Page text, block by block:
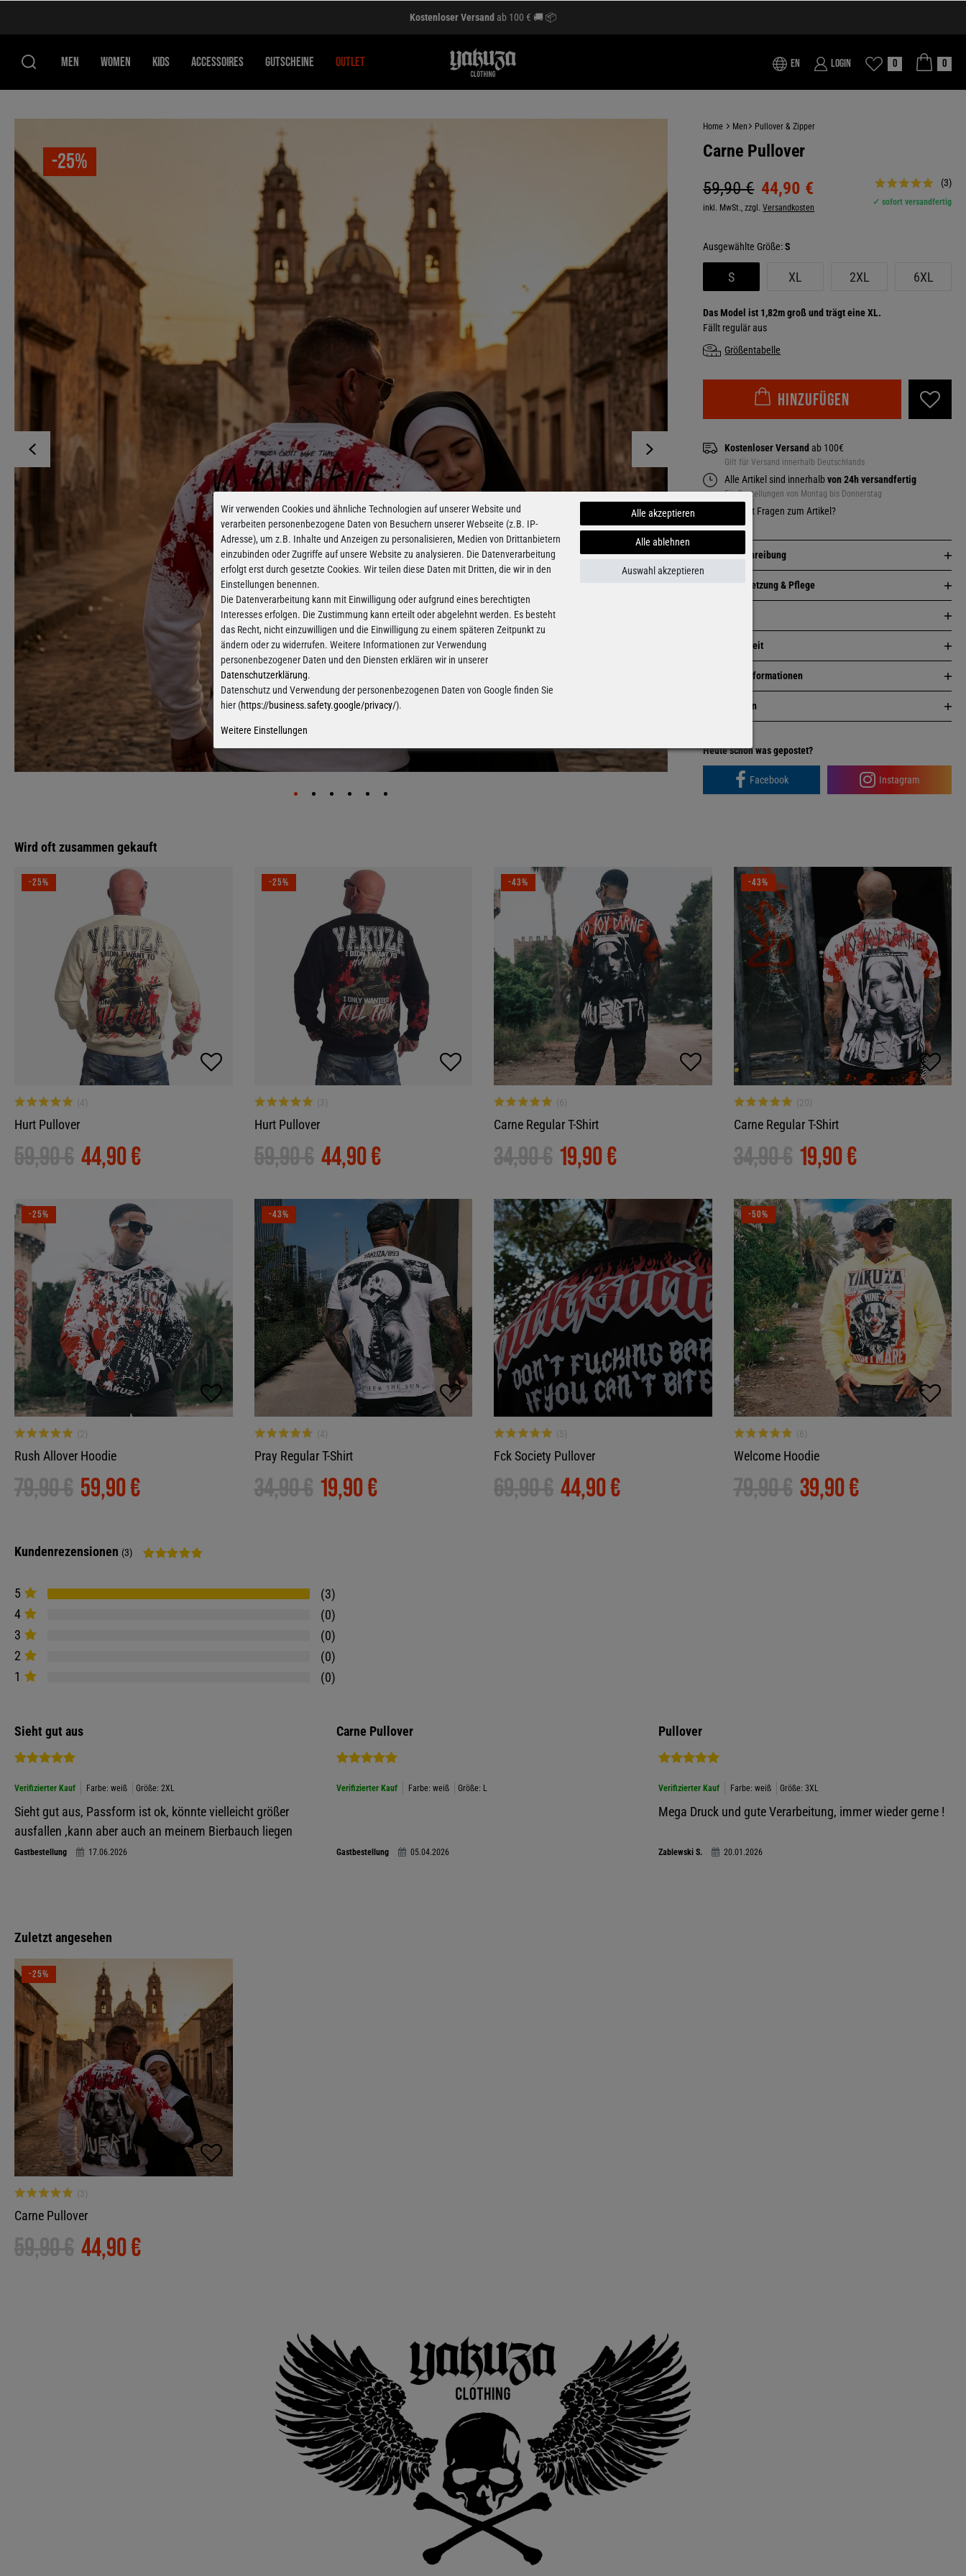
Kostenloser Versand ab 100 € 🚚 📦
MEN WOMEN KIDS ACCESSOIRES GUTSCHEINE OUTLET EN Login 0 0
-25%
Home Men Pullover & Zipper
Carne Pullover
59,90 € 44,90 €
inkl. MwSt., zzgl.Versandkosten
(3)
✓ sofort versandfertig
Größe:S
S XL 2XL 6XL
Das Model ist 1,82m groß und trägt eine XL.
Fällt regulär aus
Größentabelle
Hinzufügen
Kostenloser Versand ab 100€
Gilt für Versand innerhalb Deutschlands
Alle Artikel sind innerhalbvon 24h versandfertig
Für Bestellungen von Montag bis Donnerstag
Du hast Fragen zum Artikel?
Artikelbeschreibung
Zusammensetzung & Pflege
Nachhaltigkeit
Herstellerinformationen
Bewertungen
Facebook Instagram
Wird oft zusammen gekauft
-25%
Hurt Pullover
59,90 € 44,90 €
-25%
Hurt Pullover
59,90 € 44,90 €
-43%
Carne Regular T-Shirt
34,90 € 19,90 €
-43%
Carne Regular T-Shirt
34,90 € 19,90 €
-25%
Rush Allover Hoodie
79,90 € 59,90 €
-43%
Pray Regular T-Shirt
34,90 € 19,90 €
-36%
Fck Society Pullover
69,90 € 44,90 €
-50%
Welcome Hoodie
79,90 € 39,90 €
Kundenrezensionen (3)
5
3
4
0
3
0
2
0
1
0
Sieht gut aus
Verifizierter Kauf Farbe: weiß Größe: 2XL
Sieht gut aus, Passform ist ok, könnte vielleicht größer
ausfallen ,kann aber auch an meinem Bierbauch liegen
Gastbestellung 17.06.2026
Carne Pullover
Verifizierter Kauf Farbe: weiß Größe: L
Gastbestellung 05.04.2026
Pullover
Verifizierter Kauf Farbe: weiß Größe: 3XL
Mega Druck und gute Verarbeitung, immer wieder gerne !
Zablewski S. 20.01.2026
Zuletzt angesehen
-25%
Carne Pullover
59,90 € 44,90 €
Wir verwenden Cookies und ähnliche Technologien auf unserer Website und
verarbeiten personenbezogene Daten von Besuchern unserer Webseite (z.B. IP-
Adresse), um z.B. Inhalte und Anzeigen zu personalisieren, Medien von Drittanbietern
einzubinden oder Zugriffe auf unsere Website zu analysieren. Die Datenverarbeitung
erfolgt erst durch gesetzte Cookies. Wir teilen diese Daten mit Dritten, die wir in den
Einstellungen benennen.
Die Datenverarbeitung kann mit Einwilligung oder aufgrund eines berechtigten
Interesses erfolgen. Die Zustimmung kann erteilt oder abgelehnt werden. Es besteht
das Recht, nicht einzuwilligen und die Einwilligung zu einem späteren Zeitpunkt zu
ändern oder zu widerrufen. Weitere Informationen zur Verwendung
personenbezogener Daten und den Diensten erklären wir in unserer
Datenschutzerklärung.
Datenschutz und Verwendung der personenbezogenen Daten von Google finden Sie
hier (https://business.safety.google/privacy/).
Weitere Einstellungen
Alle akzeptieren
Alle ablehnen
Auswahl akzeptieren